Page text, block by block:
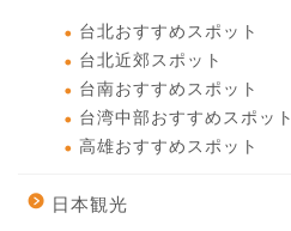
台北おすすめスポット
台北近郊スポット
台南おすすめスポット
台湾中部おすすめスポット
高雄おすすめスポット
日本観光